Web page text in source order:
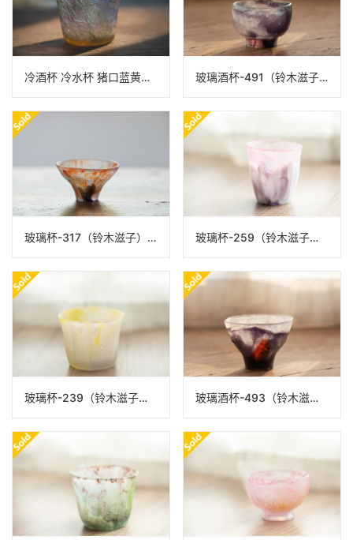
冷酒杯 冷水杯 猪口蓝黄（铃木滋子） 玻璃酒杯-491（铃木滋子）N23B491
玻璃杯-317（铃木滋子）N22A317 玻璃杯-259（铃木滋子）N22A259
玻璃杯-239（铃木滋子）N22A239 玻璃酒杯-493（铃木滋子）N23B493